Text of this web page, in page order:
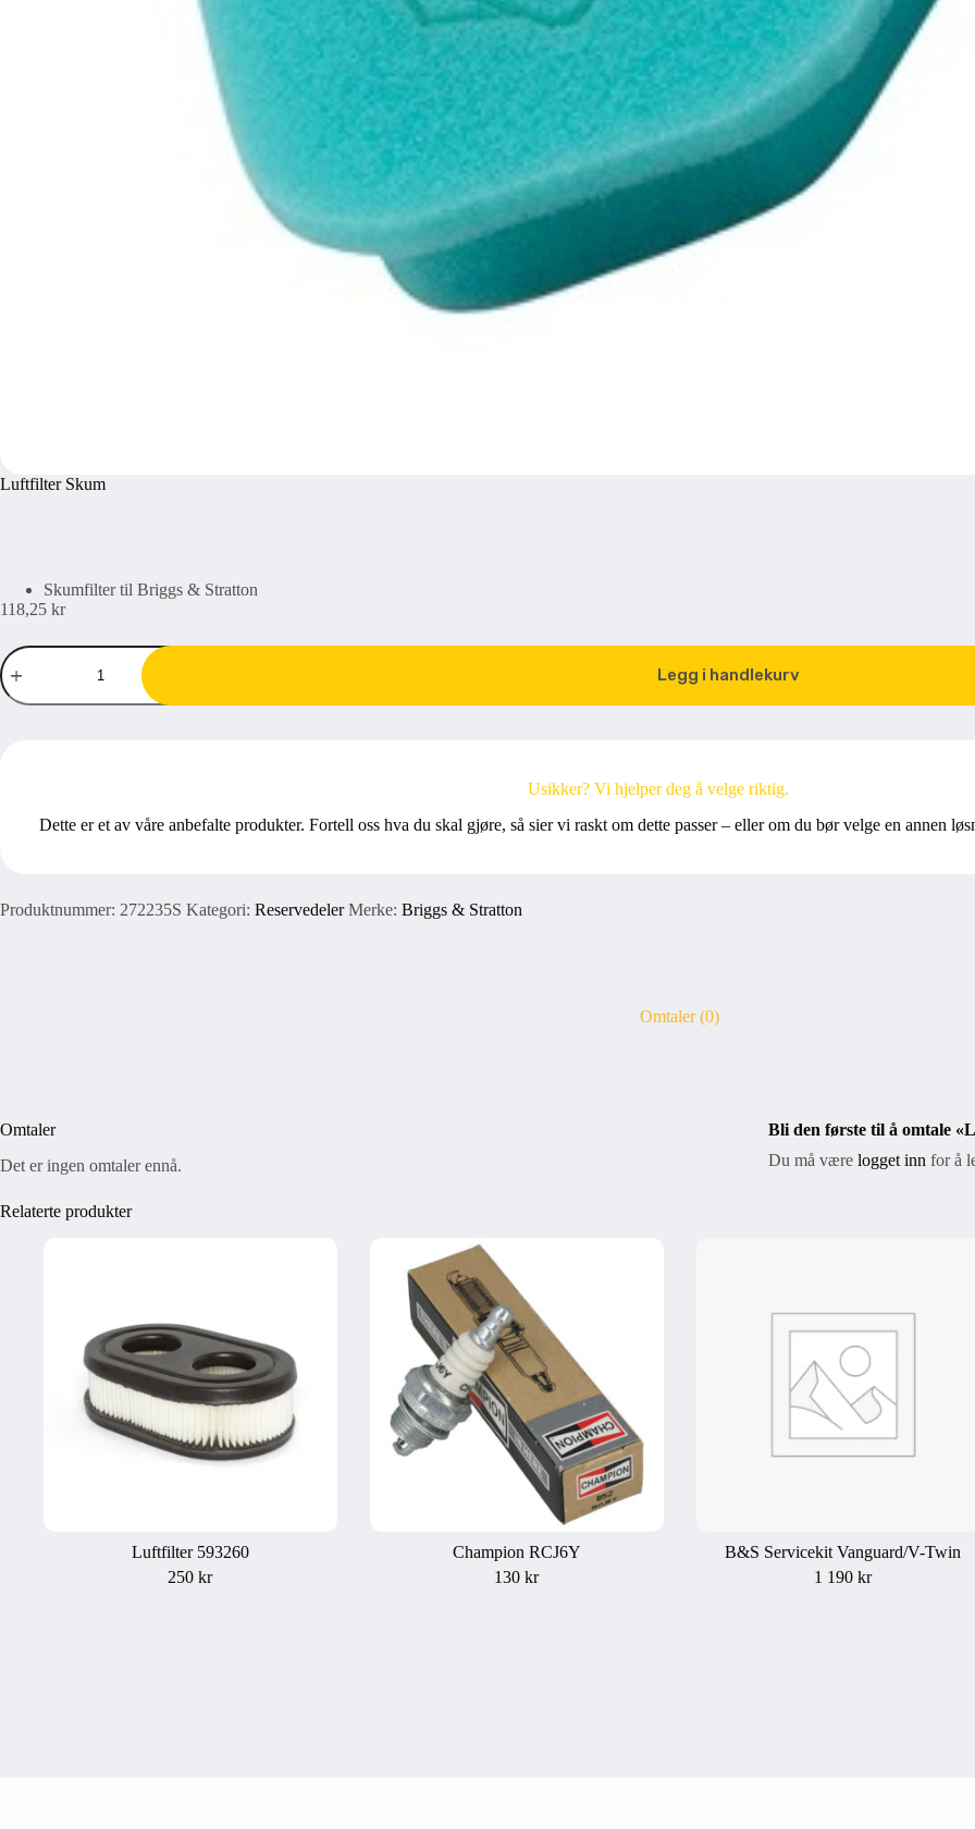
Luftfilter Skum
Skumfilter til Briggs & Stratton
118,25 kr
Luftfilter
Skum
antall
Legg i handlekurv
Usikker? Vi hjelper deg å velge riktig.
Dette er et av våre anbefalte produkter. Fortell oss hva du skal gjøre, så sier vi raskt om dette passer – eller om du bør velge en annen
Produktnummer: 272235S Kategori: Reservedeler Merke: Briggs & Stratton
Omtaler (0)
Omtaler
Det er ingen omtaler ennå.
Bli den første til å omtale
Du må være logget inn for å
Relaterte produkter
Luftfilter 593260
250kr
Champion RCJ6Y
130kr
B&S Servicekit Vanguard/V-Twin
1 190kr